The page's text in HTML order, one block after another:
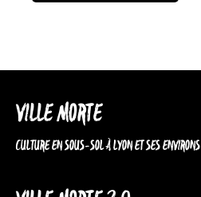
VILLE MORTE
CULTURE EN SOUS-SOL À LYON ET SES ENVIRONS